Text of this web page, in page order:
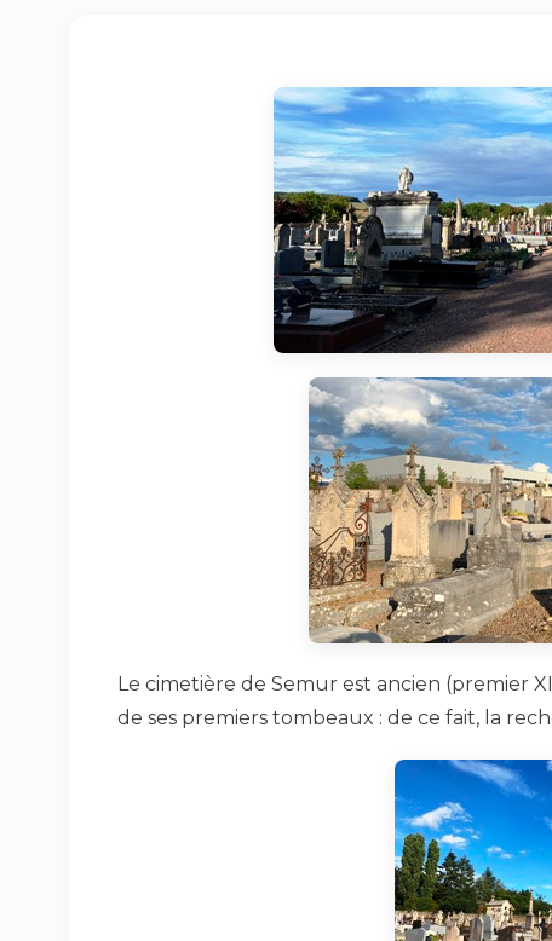
Le cimetière de Semur est ancien (premier
de ses premiers tombeaux : de ce fait, la